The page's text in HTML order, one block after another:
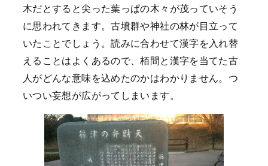
木だとすると尖った葉っぱの木々が茂っていそう
に思われてきます。古墳群や神社の林が目立って
いたことでしょう。読みに合わせて漢字を入れ替
えることはよくあるので、栢間と漢字を当てた古
人がどんな意味を込めたのかはわかりません。つ
いつい妄想が広がってしまいます。